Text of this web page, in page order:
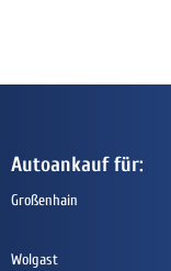
Autoankauf für:
Großenhain
Wolgast